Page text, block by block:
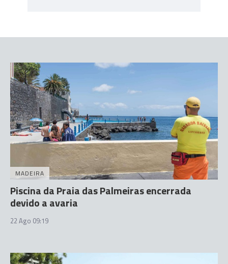
MADEIRA
Piscina da Praia das Palmeiras encerrada
devido a avaria
22 Ago 09:19